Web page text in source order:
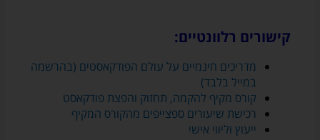
קישורים רלוונטיים:
מדריכים חינמיים על עולם הפודקאסטים (בהרשמה
במייל בלבד)
קורס מקיף להקמה, תחזוק והפצת פודקאסט
רכישת שיעורים ספצייפים מהקורס המקיף
ייעוץ וליווי אישי